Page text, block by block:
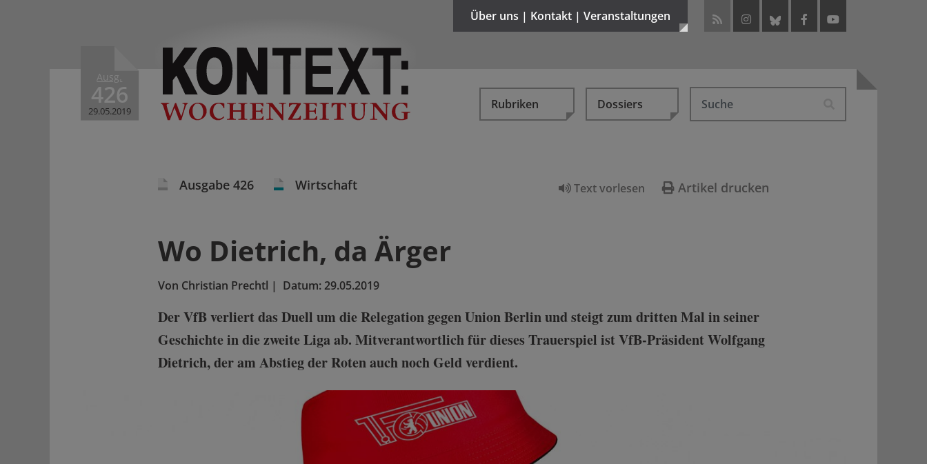
Ausg.
426
29.05.2019
Über uns | Kontakt | Veranstaltungen
Rubriken Dossiers
Text vorlesen Artikel drucken
Ausgabe 426 Wirtschaft
Wo Dietrich, da Ärger
Von Christian Prechtl | Datum:29.05.2019
Der VfB verliert das Duell um die Relegation gegen Union Berlin und steigt zum dritten Mal in seiner
Geschichte in die zweite Liga ab. Mitverantwortlich für dieses Trauerspiel ist VfB-Präsident Wolfgang
Dietrich, der am Abstieg der Roten auch noch Geld verdient.